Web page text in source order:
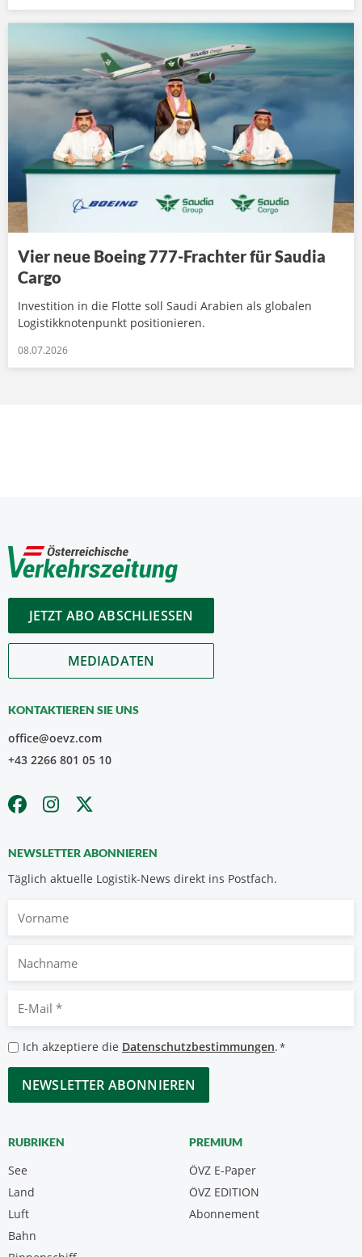
Vier neue Boeing 777-Frachter für Saudia
Cargo
Investition in die Flotte soll Saudi Arabien als globalen
Logistikknotenpunkt positionieren.
08.07.2026
JETZT ABO ABSCHLIESSEN
MEDIADATEN
KONTAKTIEREN SIE UNS
office@oevz.com
+43 2266 801 05 10
NEWSLETTER ABONNIEREN
Täglich aktuelle Logistik-News direkt ins Postfach.
Nachname
Mail
*
Datenschutzbestimmungen
*
Ich akzeptiere die Datenschutzbestimmungen.*
CAPTCHA
RUBRIKEN
See
Land
Luft
Bahn
PREMIUM
ÖVZ E-Paper
Abonnement
ÖVZ EDITION